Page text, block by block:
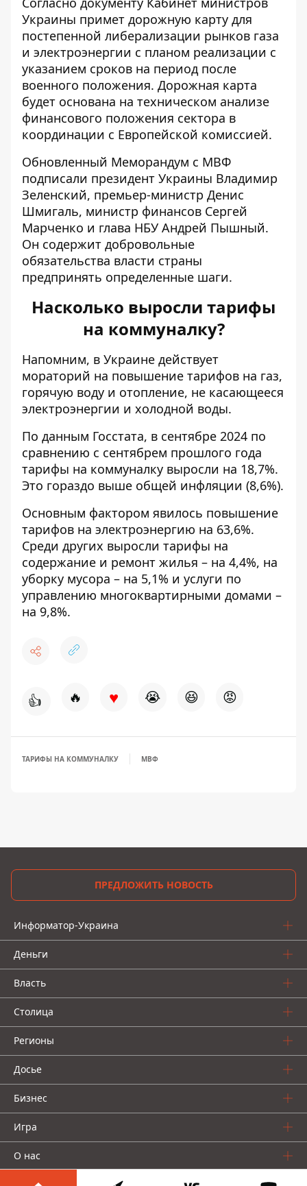
Украины примет дорожную карту для
постепенной либерализации рынков газа
и электроэнергии с планом реализации с
указанием сроков на период после
военного положения. Дорожная карта
будет основана на техническом анализе
финансового положения сектора в
координации с Европейской комиссией.
Обновленный Меморандум с МВФ
подписали президент Украины Владимир
Зеленский, премьер-министр Денис
Шмигаль, министр финансов Сергей
Марченко и глава НБУ Андрей Пышный.
Он содержит добровольные
обязательства власти страны
предпринять определенные шаги.
Насколько выросли тарифы
на коммуналку?
Напомним, в Украине действует
мораторий на повышение тарифов на газ,
горячую воду и отопление, не касающееся
электроэнергии и холодной воды.
По данным Госстата, в сентябре 2024 по
сравнению с сентябрем прошлого года
тарифы на коммуналку выросли на 18,7%.
Это гораздо выше общей инфляции (8,6%).
Основным фактором явилось повышение
тарифов на электроэнергию на 63,6%.
Среди других выросли тарифы на
содержание и ремонт жилья – на 4,4%, на
уборку мусора – на 5,1% и услуги по
управлению многоквартирными домами –
на 9,8%.
👍 🔥 ♥ 😭 😆 😡
ТАРИФЫ НА КОММУНАЛКУ МВФ
ПРЕДЛОЖИТЬ НОВОСТЬ
Информатор-Украина
Деньги
Власть
Столица
Регионы
Досье
Бизнес
Игра
О нас